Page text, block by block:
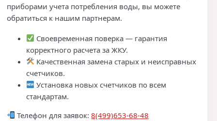
приборами учета потребления воды, вы можете
обратиться к нашим партнерам.
Своевременная поверка — гарантия
корректного расчета за ЖКУ.
Качественная замена старых и неисправных
счетчиков.
Установка новых счетчиков по всем
стандартам.
Телефон для заявок:8(499)653-68-48